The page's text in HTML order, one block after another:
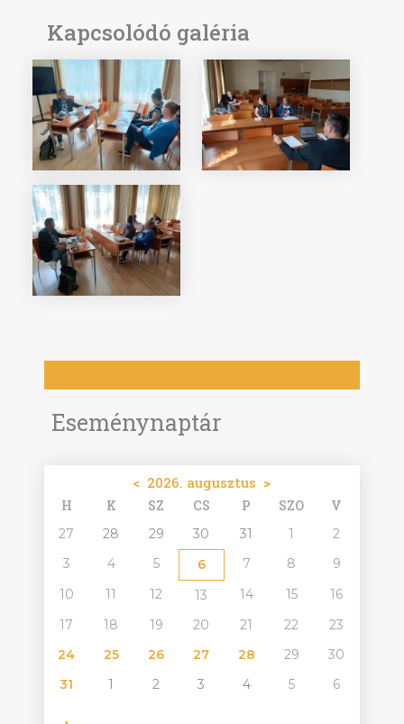
Eseménynaptár
< 2026. augusztus >
H K SZ CS P SZO V
27 28 29 30 31 1
2
3
4 5 6 7 8
9
10
11 12 13 14 15
16
17
18 19 20 21 22
23
24
25 26 27 28 29
30
31
1 2 3 4 5 6
Kapcsolódó galéria